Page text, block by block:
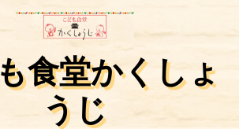
食堂かくしょ
うじ